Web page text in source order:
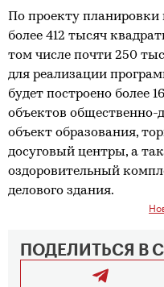
По проекту планировки
более 412 тысяч
том числе почти 250
для реализации
будет построено более
объектов общественно-
объект образования,
досуговый центры, а
оздоровительный
делового здания.
ПОДЕЛИТЬСЯ В